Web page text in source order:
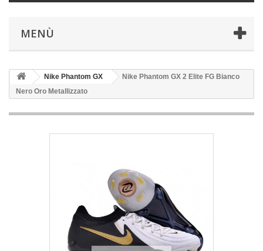
MENÙ
Nike Phantom GX
Nike Phantom GX 2 Elite FG Bianco
Nero Oro Metallizzato